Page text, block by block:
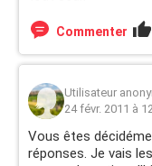
Commenter
Utilisateur
24 févr. 2011 à
Vous êtes
réponses. Je vais